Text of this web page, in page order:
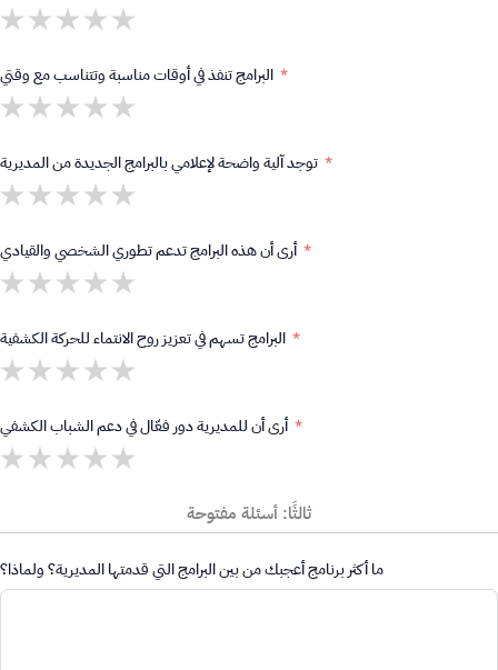
البرامج تنفذ في أوقات مناسبة وتتناسب مع وقتي
توجد آلية واضحة لإعلامي بالبرامج الجديدة من المديرية
أرى أن هذه البرامج تدعم تطوري الشخصي والقيادي
البرامج تسهم في تعزيز روح الانتماء للحركة الكشفية
أرى أن للمديرية دور فعّال في دعم الشباب الكشفي
ثالثًا: أسئلة مفتوحة
ما أكثر برنامج أعجبك من بين البرامج التي قدمتها المديرية؟ ولماذا؟